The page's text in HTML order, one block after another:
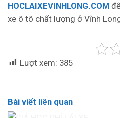
HOCLAIXEVINHLONG.COM
xe ô tô chất lượng ở Vĩnh
Lượt xem: 385
Bài viết liên quan